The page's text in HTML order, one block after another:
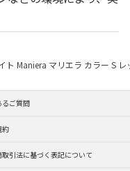
ト Maniera マリエラ カラー S レ
るご質問
約
取引法に基づく表記について